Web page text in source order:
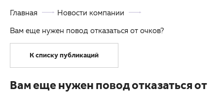
Партнерам
Закупки
Клуб офтальмологов
Детская офтальмология
Оптика
Главная
Новости компании
Вам еще нужен повод отказаться от очков?
К списку публикаций
Вам еще нужен повод отказаться от